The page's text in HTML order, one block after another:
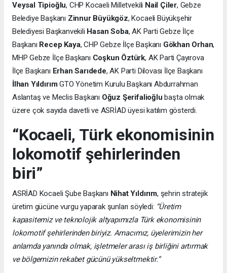
Veysal Tipioğlu, CHP Kocaeli Milletvekili Nail Çiler, Gebze
Belediye Başkanı Zinnur Büyükgöz, Kocaeli Büyükşehir
Belediyesi Başkanvekili Hasan Soba, AK Parti Gebze İlçe
Başkanı Recep Kaya, CHP Gebze İlçe Başkanı Gökhan Orhan,
MHP Gebze İlçe Başkanı Coşkun Öztürk, AK Parti Çayırova
İlçe Başkanı Erhan Sarıdede, AK Parti Dilovası İlçe Başkanı
İlhan YıldırımGTO Yönetim Kurulu Başkanı Abdurrahman
Aslantaş ve Meclis Başkanı Oğuz Şerifalioğlu başta olmak
üzere çok sayıda davetli ve ASRİAD üyesi katılım gösterdi.
“Kocaeli, Türk ekonomisinin
lokomotif şehirlerinden
biri”
ASRİAD Kocaeli Şube Başkanı Nihat Yıldırım, şehrin stratejik
üretim gücüne vurgu yaparak şunları söyledi: “Üretim
kapasitemiz ve teknolojik altyapımızla Türk ekonomisinin
lokomotif şehirlerinden biriyiz. Amacımız, üyelerimizin her
anlamda yanında olmak, işletmeler arası iş birliğini artırmak
ve bölgemizin rekabet gücünü yükseltmektir.”